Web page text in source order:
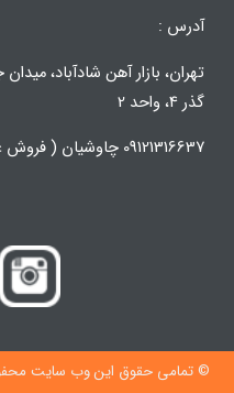
آدرس :
تهران، بازار آهن شادآباد،
گذر 4، واحد 2
09121316637 چاوشیان ( فروش عمده )
© تمامی حقوق این وب سایت